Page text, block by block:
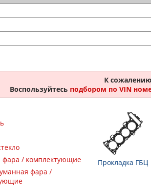
К
Воспользуйтесь подбором по VIN
фара / комплектующие
фара /
Прокладка ГБЦ